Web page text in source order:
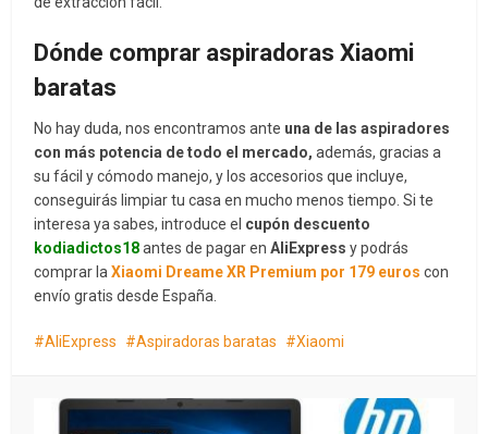
Dónde comprar aspiradoras Xiaomi
baratas
No hay duda, nos encontramos ante una de las aspiradores
con más potencia de todo el mercado, además, gracias a
su fácil y cómodo manejo, y los accesorios que incluye,
conseguirás limpiar tu casa en mucho menos tiempo. Si te
interesa ya sabes, introduce el cupón descuento
kodiadictos18 antes de pagar enAliExpress y podrás
comprar laXiaomi Dreame XR Premium por 179 euros con
envío gratis desde España.
AliExpress Aspiradoras baratas Xiaomi